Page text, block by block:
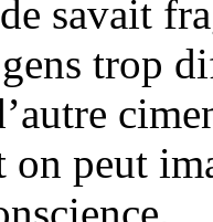
savait
trop
on peut